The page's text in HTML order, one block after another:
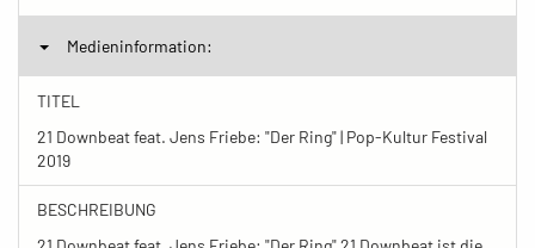
Medieninformation:
TITEL
21 Downbeat feat. Jens Friebe: "Der Ring" | Pop-Kultur Festival
2019
BESCHREIBUNG